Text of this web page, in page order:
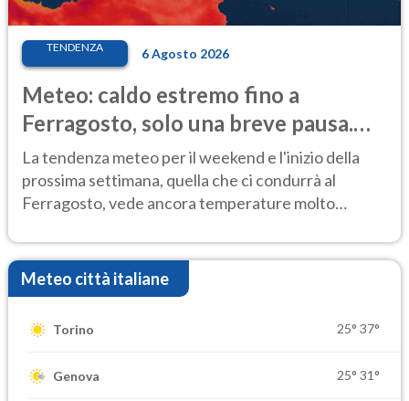
TENDENZA 6 Agosto 2026
Meteo: caldo estremo fino a
Ferragosto, solo una breve pausa.
Ecco dove
La tendenza meteo per il weekend e l'inizio della
prossima settimana, quella che ci condurrà al
Ferragosto, vede ancora temperature molto
Meteo città italiane
Torino 25° 37°
Genova 25° 31°